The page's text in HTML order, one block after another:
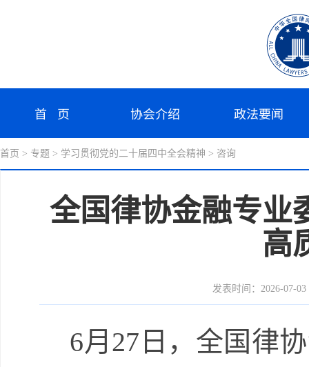
首 页 协会介绍 政法要闻
首页 > 专题 > 学习贯彻党的二十届四中全会精神 > 咨询
全国律协金融专业
高
发表时间：2026-07-03
6月27日，全国律